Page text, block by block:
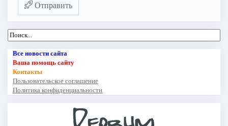
Отправить
Все новости сайта
Ваша помощь сайту
Контакты
Пользовательское соглашение
Политика конфиденциальности